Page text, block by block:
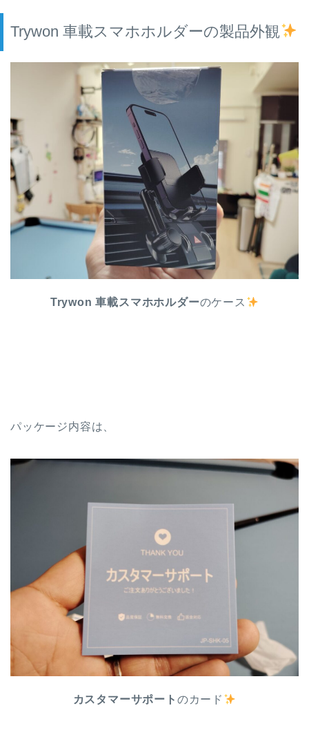
Trywon 車載スマホホルダーの製品外観
Trywon 車載スマホホルダーのケース
パッケージ内容は、
カスタマーサポート のカード